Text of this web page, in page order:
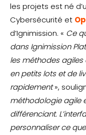
les projets est né
Cybersécurité et
d’Ignimission. « Ce
dans Ignimission
les méthodes
en petits lots et de
rapidement»,
méthodologie agile
différenciant.
personnaliser ce